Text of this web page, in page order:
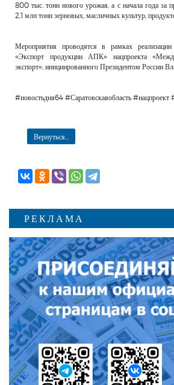
800 тыс. тонн нового урожая, а с начала года за
2,1 млн тонн зерновых, масличных культур,
Мероприятия проводятся в рамках
«Экспорт продукции АПК» нацпроекта
экспорт», инициированного Президентом России
#новостьдня64 #Саратовскаяобласть #нацпроект
Вернуться...
РЕКЛАМА